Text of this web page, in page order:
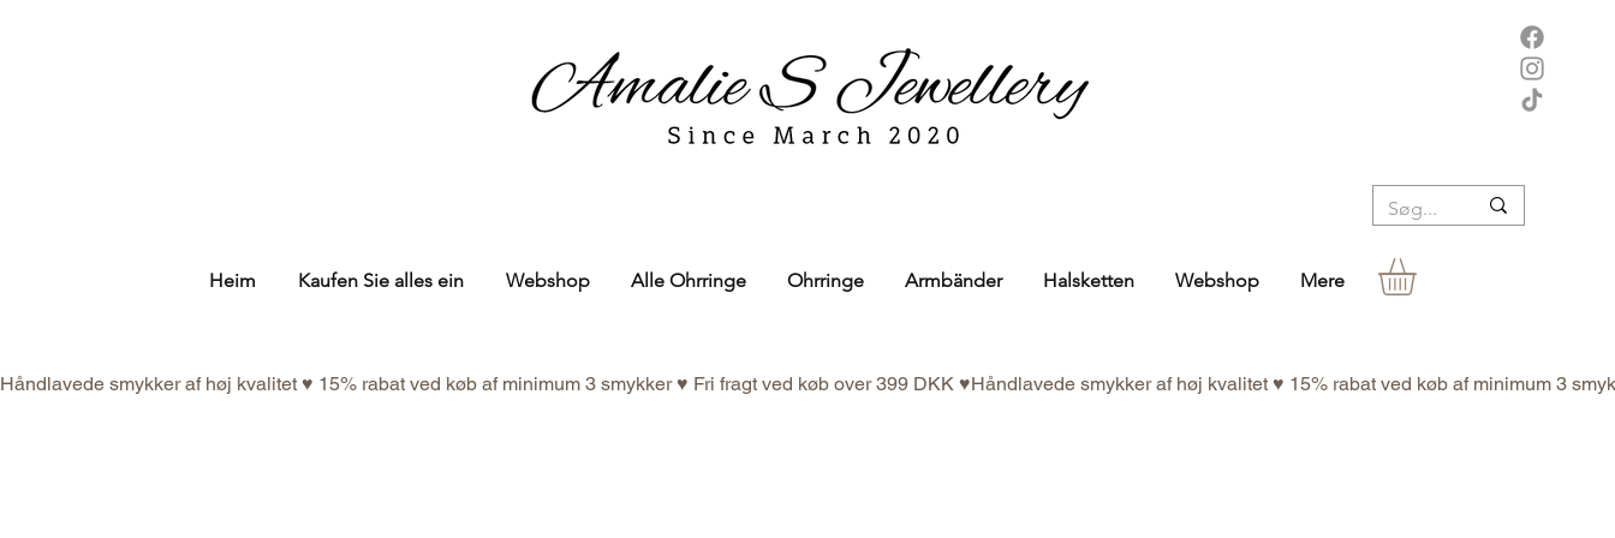
Heim Kaufen Sie alles ein Webshop Alle Ohrringe Ohrringe Armbänder Halsketten Webshop Mere
Håndlavede smykker af høj kvalitet ♥ 15% rabat ved køb af minimum 3 smykker ♥ Fri fragt ved køb over 399 DKK ♥